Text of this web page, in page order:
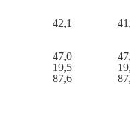
42,1
47,0
19,5
87,6